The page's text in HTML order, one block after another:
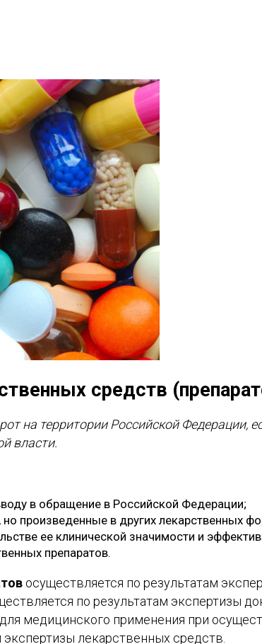
средств
на территории Российской Федерации,
власти.
в обращение в Российской Федерации;
произведенные в других лекарственных
ее клинической значимости и
препаратов.
осуществляется по результатам
по результатам экспертизы
медицинского применения при
лекарственных средств.